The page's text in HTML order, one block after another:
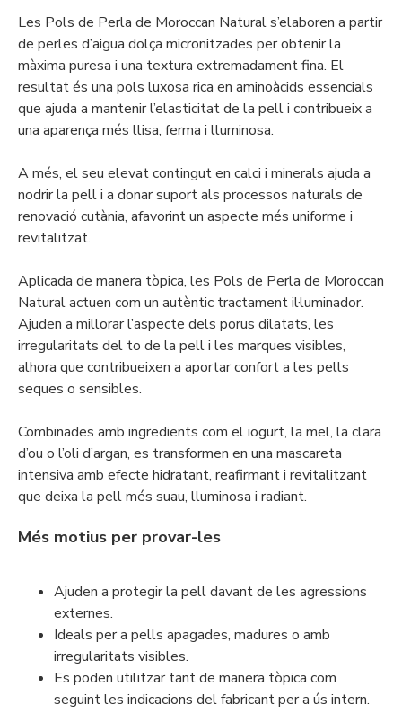
Les Pols de Perla de Moroccan Natural s’elaboren a partir
de perles d’aigua dolça micronitzades per obtenir la
màxima puresa i una textura extremadament fina. El
resultat és una pols luxosa rica en aminoàcids essencials
que ajuda a mantenir l’elasticitat de la pell i contribueix a
una aparença més llisa, ferma i lluminosa.
A més, el seu elevat contingut en calci i minerals ajuda a
nodrir la pell i a donar suport als processos naturals de
renovació cutània, afavorint un aspecte més uniforme i
revitalitzat.
Aplicada de manera tòpica, les Pols de Perla de Moroccan
Natural actuen com un autèntic tractament il·luminador.
Ajuden a millorar l’aspecte dels porus dilatats, les
irregularitats del to de la pell i les marques visibles,
alhora que contribueixen a aportar confort a les pells
seques o sensibles.
Combinades amb ingredients com el iogurt, la mel, la clara
d’ou o l’oli d’argan, es transformen en una mascareta
intensiva amb efecte hidratant, reafirmant i revitalitzant
que deixa la pell més suau, lluminosa i radiant.
Més motius per provar-les
Ajuden a protegir la pell davant de les agressions
externes.
Ideals per a pells apagades, madures o amb
irregularitats visibles.
Es poden utilitzar tant de manera tòpica com
seguint les indicacions del fabricant per a ús intern.